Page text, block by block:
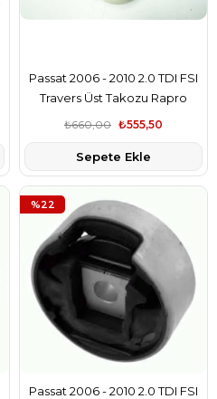
Passat 2006 - 2010 2.0 TDI FSI
Travers Üst Takozu Rapro
Marka₺555,50
₺660,00
Sepete Ekle
Passat 2006 - 2010 2.0 TDI FSI
%22